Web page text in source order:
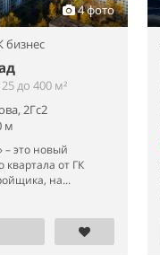
4 фото
бизнес
до 400 м²
2Гс2
м
– это новый
от ГК
на...